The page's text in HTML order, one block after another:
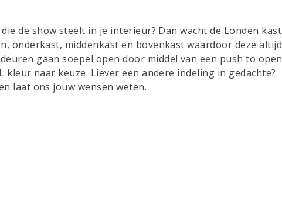
de show steelt in je interieur? Dan wacht de Londen kast
onderkast, middenkast en bovenkast waardoor deze altijd
gaan soepel open door middel van een push to open
kleur naar keuze. Liever een andere indeling in gedachte?
laat ons jouw wensen weten.